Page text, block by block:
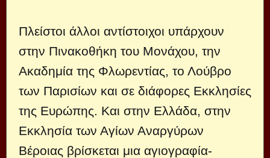
Πλείστοι άλλοι αντίστοιχοι υπάρχουν
στην Πινακοθήκη του Μονάχου, την
Ακαδημία της Φλωρεντίας, το Λούβρο
των Παρισίων και σε διάφορες Εκκλησίες
της Ευρώπης. Και στην Ελλάδα, στην
Εκκλησία των Αγίων Αναργύρων
Βέροιας βρίσκεται μια αγιογραφία-